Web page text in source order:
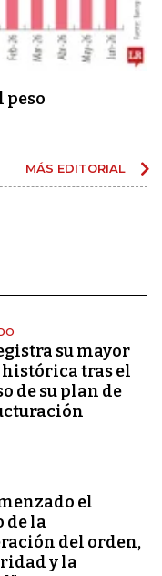
peso
MÁS EDITORIAL
su mayor
histórica tras el
de su plan de
el
de la
del orden,
y la